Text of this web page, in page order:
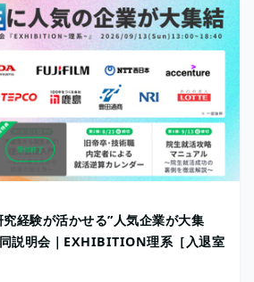
経験が活かせる”人気企業が大集
説明会｜EXHIBITION理系［入退室